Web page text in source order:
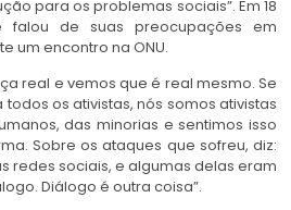
para os problemas sociais”. Em 18
falou de suas preocupações em
um encontro na ONU.
real e vemos que é real mesmo. Se
os ativistas, nós somos ativistas
das minorias e sentimos isso
Sobre os ataques que sofreu, diz:
redes sociais, e algumas delas eram
Diálogo é outra coisa”.